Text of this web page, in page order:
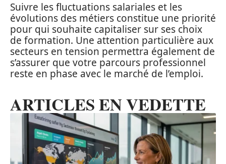
Suivre les fluctuations salariales et les
évolutions des métiers constitue une priorité
pour qui souhaite capitaliser sur ses choix
de formation. Une attention particulière aux
secteurs en tension permettra également de
s’assurer que votre parcours professionnel
reste en phase avec le marché de l’emploi.
ARTICLES EN VEDETTE